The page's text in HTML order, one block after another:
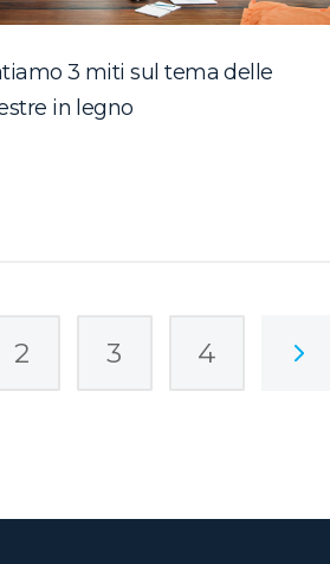
3 miti sul tema delle
in legno
2 3 4